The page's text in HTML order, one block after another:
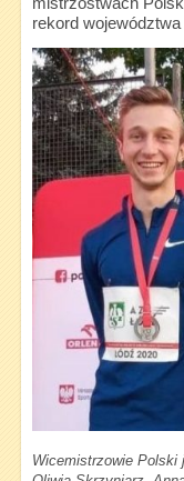
rekord województwa
Wicemistrzowie